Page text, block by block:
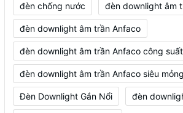
đèn chống nước đèn downlight âm
đèn downlight âm trần Anfaco
đèn downlight âm trần Anfaco công
đèn downlight âm trần Anfaco siêu mỏng
Đèn Downlight Gắn Nổi đèn